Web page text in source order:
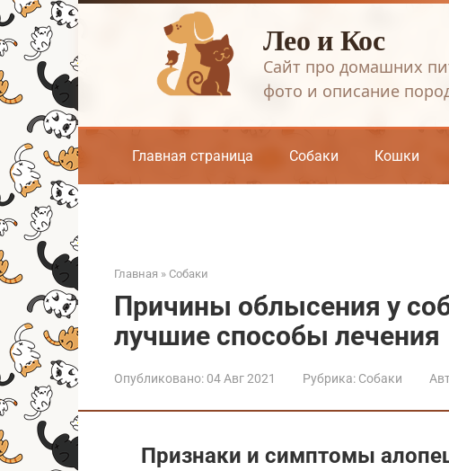
Перейти
к
контенту
Лео и Кос
Сайт про домашних
фото и описание
Главная страница Собаки Кошки
Главная » Собаки
Причины облысения у
лучшие способы лечения
Опубликовано: 04 Авг 2021 Рубрика: Собаки
Признаки и симптомы